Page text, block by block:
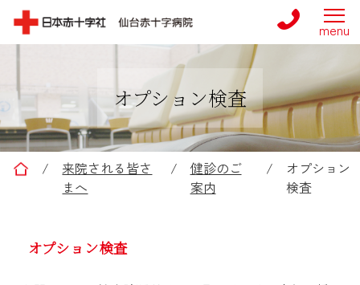
オプション検査
仙台赤十字病院
/
来院される皆さ
まへ
/
健診のご
案内
/
オプション
検査
オプション検査